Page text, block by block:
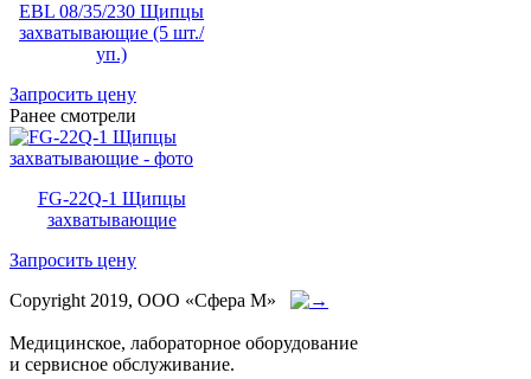
EBL 08/35/230 Щипцы
захватывающие (5 шт./
уп.)
Запросить цену
Ранее смотрели
FG-22Q-1 Щипцы
захватывающие
Запросить цену
Copyright 2019, ООО «Сфера М»
Медицинское, лабораторное оборудование
и сервисное обслуживание.